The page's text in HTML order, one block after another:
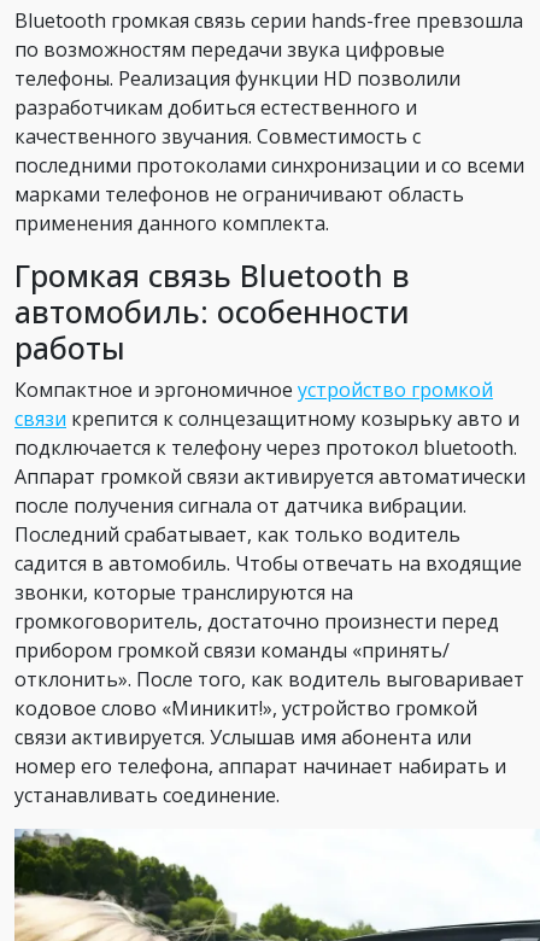
Bluetooth громкая связь серии hands-free превзошла
по возможностям передачи звука цифровые
телефоны. Реализация функции HD позволили
разработчикам добиться естественного и
качественного звучания. Совместимость с
последними протоколами синхронизации и со всеми
марками телефонов не ограничивают область
применения данного комплекта.
Громкая связь Bluetooth в
автомобиль: особенности
работы
Компактное и эргономичное устройство громкой
связи крепится к солнцезащитному козырьку авто и
подключается к телефону через протокол bluetooth.
Аппарат громкой связи активируется автоматически
после получения сигнала от датчика вибрации.
Последний срабатывает, как только водитель
садится в автомобиль. Чтобы отвечать на входящие
звонки, которые транслируются на
громкоговоритель, достаточно произнести перед
прибором громкой связи команды «принять/
отклонить». После того, как водитель выговаривает
кодовое слово «Миникит!», устройство громкой
связи активируется. Услышав имя абонента или
номер его телефона, аппарат начинает набирать и
устанавливать соединение.